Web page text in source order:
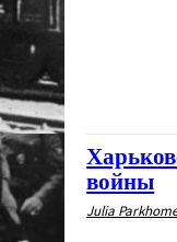
войны
Julia